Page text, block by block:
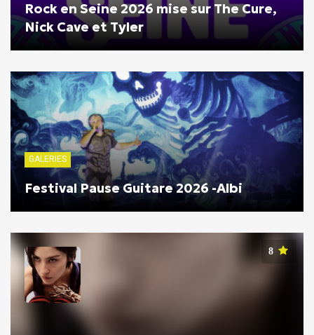
Rock en Seine 2026 mise sur The Cure,
Nick Cave et Tyler
GALERIES
Festival Pause Guitare 2026 -Albi
8